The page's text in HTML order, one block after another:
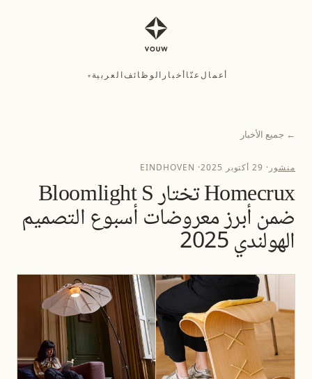
أعمال عنّاأخبار الوظائفالعربية ▾
← جميع الأخبار
منشور · 29 أكتوبر 2025 ·
EINDHOVEN
Homecrux تختار Bloomlight S
ضمن أبرز معروضات أسبوع التصميم
الهولندي 2025